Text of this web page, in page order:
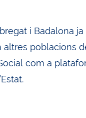
i Badalona
poblacions
com a